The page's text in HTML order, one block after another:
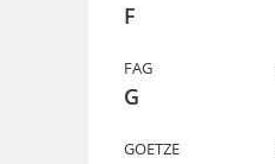
F
FAG
G
GOETZE